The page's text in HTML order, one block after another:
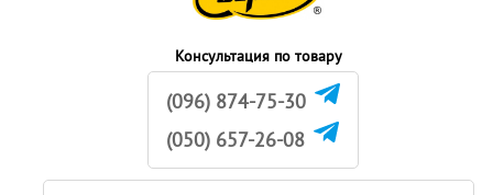
Консультация по товару
(096) 874-75-30
(050) 657-26-08